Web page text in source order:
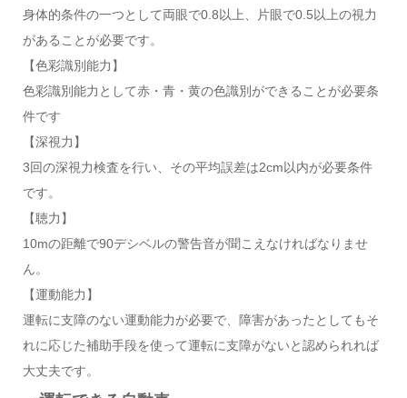
身体的条件の一つとして両眼で0.8以上、片眼で0.5以上の視力
があることが必要です。
【色彩識別能力】
色彩識別能力として赤・青・黄の色識別ができることが必要条
件です
【深視力】
3回の深視力検査を行い、その平均誤差は2cm以内が必要条件
です。
【聴力】
10mの距離で90デシベルの警告音が聞こえなければなりませ
ん。
【運動能力】
運転に支障のない運動能力が必要で、障害があったとしてもそ
れに応じた補助手段を使って運転に支障がないと認められれば
大丈夫です。